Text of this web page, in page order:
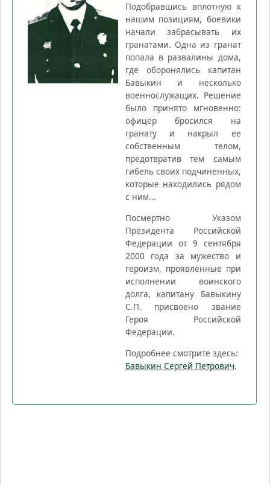
Подобравшись вплотную к
нашим позициям, боевики
начали забрасывать их
гранатами. Одна из гранат
попала в развалины дома,
где оборонялись капитан
Бавыкин и несколько
военнослужащих. Решение
было принято мгновенно:
офицер бросился на
гранату и накрыл ее
собственным телом,
предотвратив тем самым
гибель своих подчиненных,
которые находились рядом
с ним...
Посмертно Указом
Президента Российской
Федерации от 9 сентября
2000 года за мужество и
героизм, проявленные при
исполнении воинского
долга, капитану Бавыкину
С.П. присвоено звание
Героя Российской
Федерации.
Подробнее смотрите здесь:
Бавыкин Сергей Петрович.